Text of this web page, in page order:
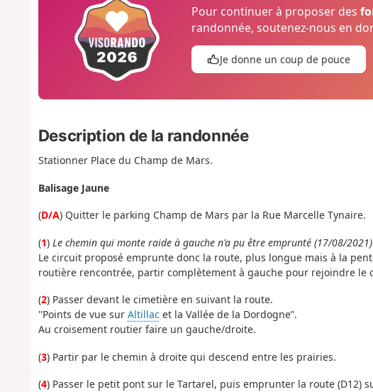
Pour continuer à proposer des
randonnée, soutenez-nous en
Je donne un coup de pouce
Description de la randonnée
Stationner Place du Champ de Mars.
Balisage Jaune
(D/A) Quitter le parking Champ de Mars par la Rue Marcelle Tynaire.
(1) Le chemin qui monte raide à gauche n'a pu être emprunté (17/08/
Le circuit proposé emprunte donc la route, plus longue mais à la
routière rencontrée, partir complètement à gauche pour rejoindre le
(2) Passer devant le cimetière en suivant la route.
''Points de vue sur Altillacet la Vallée de la Dordogne’'.
Au croisement routier faire un gauche/droite.
(3) Partir par le chemin à droite qui descend entre les prairies.
(4) Passer le petit pont sur le Tartarel, puis emprunter la route (D12)